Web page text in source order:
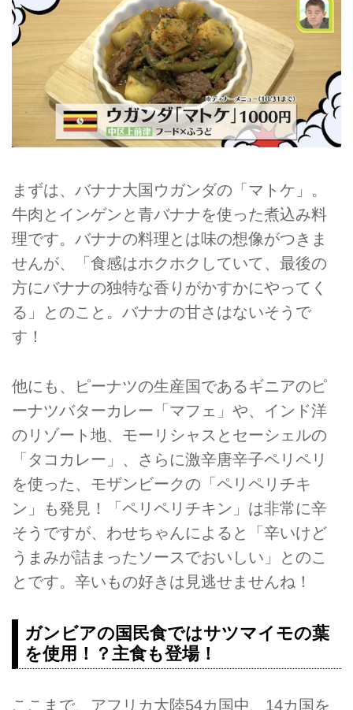
まずは、バナナ大国ウガンダの「マトケ」。
牛肉とインゲンと青バナナを使った煮込み料
理です。バナナの料理とは味の想像がつきま
せんが、「食感はホクホクしていて、最後の
方にバナナの独特な香りがかすかにやってく
る」とのこと。バナナの甘さはないそうで
す！
他にも、ピーナツの生産国であるギニアのピ
ーナツバターカレー「マフェ」や、インド洋
のリゾート地、モーリシャスとセーシェルの
「タコカレー」、さらに激辛唐辛子ペリペリ
を使った、モザンビークの「ペリペリチキ
ン」も発見！「ペリペリチキン」は非常に辛
そうですが、わせちゃんによると「辛いけど
うまみが詰まったソースでおいしい」とのこ
とです。辛いもの好きは見逃せませんね！
ガンビアの国民食ではサツマイモの葉
を使用！？主食も登場！
ここまで、アフリカ大陸54カ国中、14カ国を